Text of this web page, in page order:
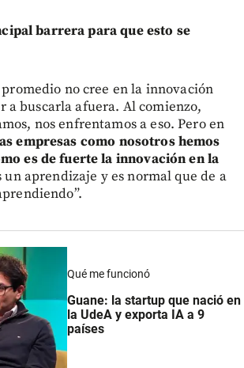
barrera para que esto se
no cree en la innovación
a buscarla afuera. Al comienzo,
nos enfrentamos a eso. Pero en
empresas como nosotros hemos
es de fuerte la innovación en la
un aprendizaje y es normal que de a
Qué me funcionó
Guane: la startup que nació en
la UdeA y exporta IA a 9
países